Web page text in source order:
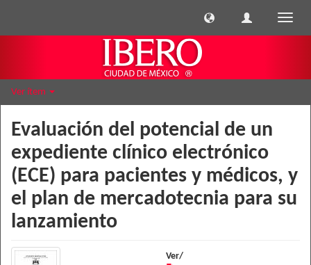
Ver ítem
Evaluación del potencial de un
expediente clínico electrónico
(ECE) para pacientes y médicos, y
el plan de mercadotecnia para su
lanzamiento
Ver/